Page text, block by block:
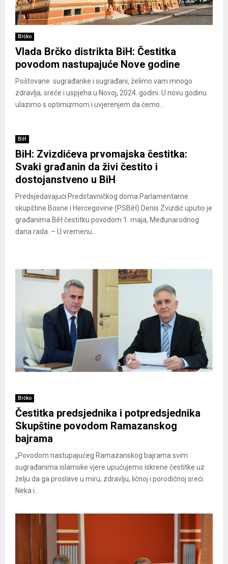
Brčko
Vlada Brčko distrikta BiH: Čestitka
povodom nastupajuće Nove godine
Poštovane sugrađanke i sugrađani, želimo vam mnogo
zdravlja, sreće i uspjeha u Novoj, 2024. godini. U novu godinu
ulazimo s optimizmom i uvjerenjem da ćemo...
BiH
BiH: Zvizdićeva prvomajska čestitka:
Svaki građanin da živi čestito i
dostojanstveno u BiH
Predsjedavajući Predstavničkog doma Parlamentarne
skupštine Bosne i Hercegovine (PSBiH) Denis Zvizdić uputio je
građanima BiH čestitku povodom 1. maja, Međunarodnog
dana rada. – U vremenu...
Brčko
Čestitka predsjednika i potpredsjednika
Skupštine povodom Ramazanskog
bajrama
„Povodom nastupajućeg Ramazanskog bajrama svim
sugrađanima islamske vjere upućujemo iskrene čestitke uz
želju da ga proslave u miru, zdravlju, ličnoj i porodičnoj sreći.
Neka i...